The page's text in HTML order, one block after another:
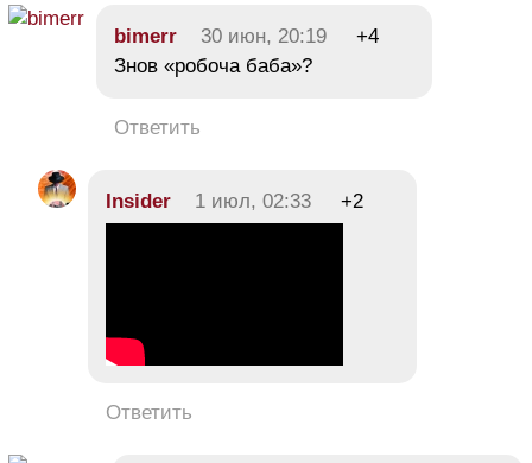
bimerr 30 июн, 20:19
+4
Знов «робоча баба»?
Ответить
Insider 1 июл, 02:33 +2
Ответить